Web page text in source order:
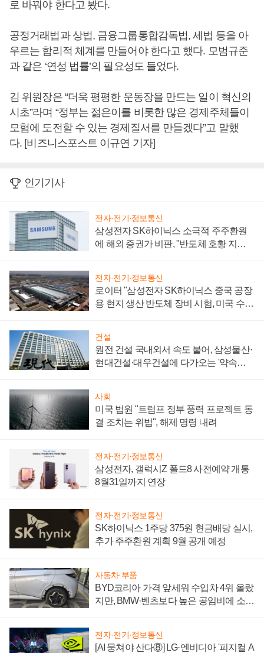
로 바꿔야 한다고 봤다.
공정거래법과 상법, 금융그룹통합감독법, 세법 등을 아
우르는 합리적 체계를 만들어야 한다고 했다. 모범규준
과 같은 ‘연성 법률’의 필요성도 들었다.
김 위원장은 “더욱 평평한 운동장을 만드는 일이 혁신의
시초”라며 “정부는 젊은이를 비롯한 많은 경제주체들이
모험에 도전할 수 있는 경제질서를 만들겠다”고 말했
다. [비즈니스포스트 이규연 기자]
인기기사
전자·전기·정보통신
삼성전자 SK하이닉스 소극적 주주환원
에 해외 증권가 비판, "반도체 호황 지속
전자·전기·정보통신
로이터 "삼성전자 SK하이닉스 중국 공장
용 현지 생산 반도체 장비 시험, 미국 수출
건설
원전 건설 국내외서 속도 붙어, 삼성물산·
현대건설·대우건설에 다가오는 '약속의
사회
미국 법원 "트럼프 정부 풍력 프로젝트 동
결 조치는 위법", 해제 명령 내려
전자·전기·정보통신
삼성전자, 갤럭시Z 폴드8 사전예약 개통
8월31일까지 연장
전자·전기·정보통신
SK하이닉스 1주당 375원 현금배당 실시,
추가 주주환원 계획 9월 공개 예정
자동차·부품
BYD코리아 가격 앞세워 수입차 4위 올랐
지만, BMW·벤츠보다 높은 공임비에 소비
전자·전기·정보통신
[AI 뭉쳐야 산다⑧] LG·엔비디아 '피지컬 A